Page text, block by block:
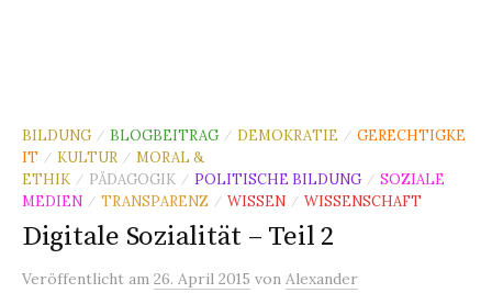
BILDUNG / BLOGBEITRAG / DEMOKRATIE / GERECHTIGKE
IT
/ KULTUR / MORAL &
ETHIK / PÄDAGOGIK / POLITISCHE BILDUNG / SOZIALE
MEDIEN / TRANSPARENZ / WISSEN / WISSENSCHAFT
Digitale Sozialität – Teil 2
Veröffentlicht am 26. April 2015 von Alexander